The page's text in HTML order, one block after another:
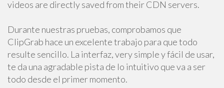
videos are directly saved from their CDN servers.
Durante nuestras pruebas, comprobamos que
ClipGrab hace un excelente trabajo para que todo
resulte sencillo. La interfaz, very simple y fácil de usar,
te da una agradable pista de lo intuitivo que va a ser
todo desde el primer momento.